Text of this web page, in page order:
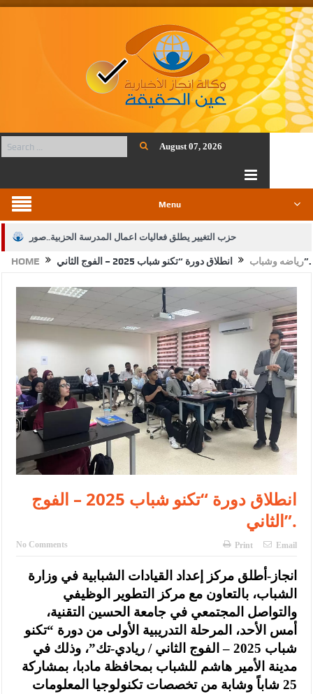
August 07, 2026
Menu
حزب التغيير يطلق فعاليات اعمال المدرسة الحزبية..صور
الجيش يفتح باب التجنيد لحملة البكالوريوس في الحقوق والقانون
بيان اجتماع عمّان:دعم الوصاية الهاشمية التاريخية على المقدسات
الإسلامية والمسيحية
الأمن يتلف 16 مليون حبة كبتاجون و1480 كغم مواد مخدرة
النواب يقر مشروع تعديل قانون الملكية العقارية
القاضي يلتقي رؤساء تحرير الصحف اليومية ويؤكد حرص مجلس النواب
على شراكة فاعلة مع الإعلام
دعوة المكلفين بخدمة العلم (الدفعة الثالثة) إلى مراجعة منصة خدمة
العلم
الملك يلتقي مجموعة من رفاق السلاح
HOME رياضه وشبابانطلاق دورة “تكنو شباب 2025 – الفوج الثاني”.
انطلاق دورة “تكنو شباب 2025 – الفوج
الثاني”.
No Comments Print Email
انجاز-أطلق مركز إعداد القيادات الشبابية في وزارة
الشباب، بالتعاون مع مركز التطوير الوظيفي
والتواصل المجتمعي في جامعة الحسين التقنية،
أمس الأحد، المرحلة التدريبية الأولى من دورة “تكنو
شباب 2025 – الفوج الثاني / ريادي-تك”، وذلك في
مدينة الأمير هاشم للشباب بمحافظة مادبا، بمشاركة
25 شاباً وشابة من تخصصات تكنولوجيا المعلومات